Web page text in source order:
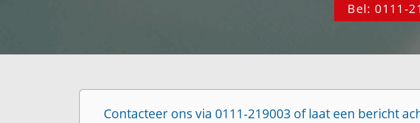
Bel: 0111-
Contacteer ons via 0111-219003 of laat een bericht